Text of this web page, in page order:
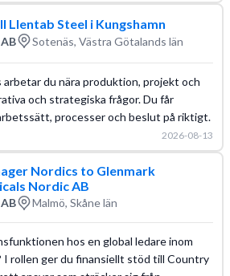
Llentab Steel i Kungshamn
Sotenäs, Västra Götalands län
arbetar du nära produktion, projekt och
och strategiska frågor. Du får
processer och beslut på riktigt.
2026-08-13
Nordics to Glenmark
Nordic AB
Malmö, Skåne län
hos en global ledare inom
I rollen ger du finansiellt stöd till Country